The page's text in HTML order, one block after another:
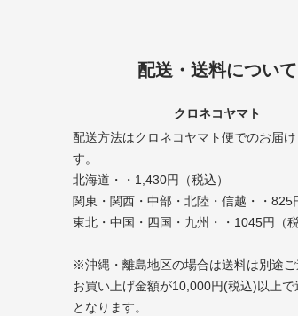
配送・送料について
クロネコヤマト
配送方法はクロネコヤマト便でのお届け
す。
北海道・・1,430円（税込）
関東・関西・中部・北陸・信越・・825
東北・中国・四国・九州・・1045円（税
※沖縄・離島地区の場合は送料は別途
お買い上げ金額が10,000円(税込)以上で
となります。